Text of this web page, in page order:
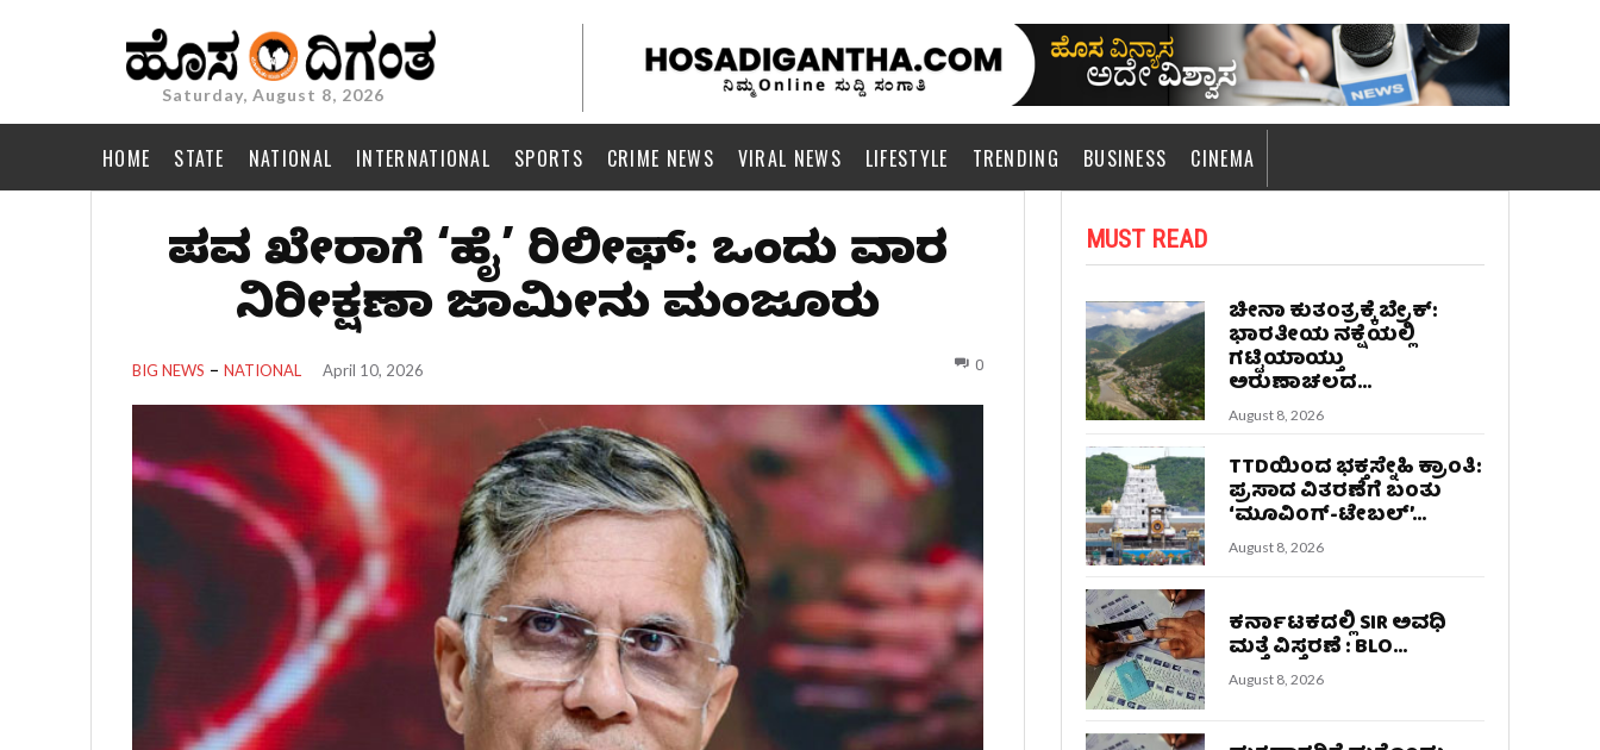
Saturday, August 8, 2026
HOME STATE NATIONAL INTERNATIONAL SPORTS CRIME NEWS VIRAL NEWS LIFESTYLE TRENDING BUSINESS CINEMA
ಪವನ್ ಖೇರಾಗೆ ‘ಹೈ’ ರಿಲೀಫ್: ಒಂದು ವಾರ
ನಿರೀಕ್ಷಣಾ ಜಾಮೀನು ಮಂಜೂರು
BIG NEWS NATIONAL April 10, 2026 0
MUST READ
ಚೀನಾ ಕುತಂತ್ರಕ್ಕೆ ಬ್ರೇಕ್:
ಭಾರತೀಯ ನಕ್ಷೆಯಲ್ಲಿ
ಗಟ್ಟಿಯಾಯ್ತು
ಅರುಣಾಚಲದ...
August 8, 2026
TTDಯಿಂದ ಭಕ್ತಸ್ನೇಹಿ ಕ್ರಾಂತಿ:
ಪ್ರಸಾದ ವಿತರಣೆಗೆ ಬಂತು
‘ಮೂವಿಂಗ್-ಟೇಬಲ್’...
August 8, 2026
ಕರ್ನಾಟಕದಲ್ಲಿ SIR ಅವಧಿ
ಮತ್ತೆ ವಿಸ್ತರಣೆ : BLO...
August 8, 2026